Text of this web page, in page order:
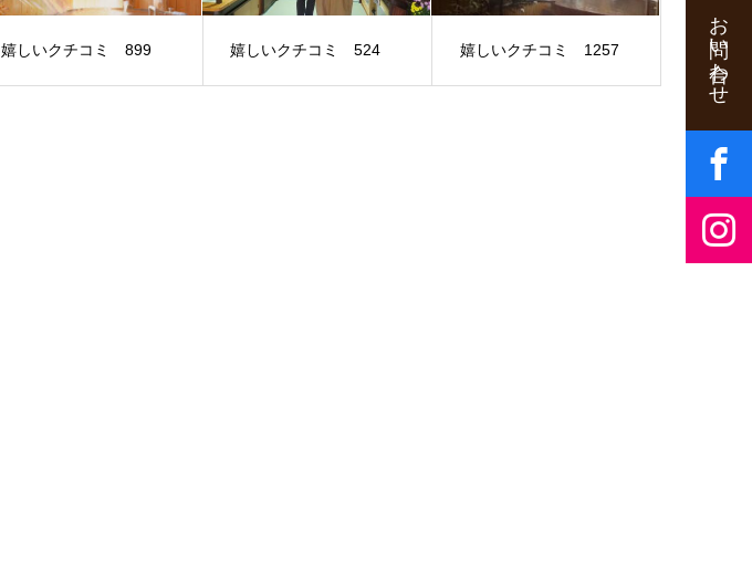
嬉しいクチコミ 899 嬉しいクチコミ 524 嬉しいクチコミ 1257 お問い合わせ